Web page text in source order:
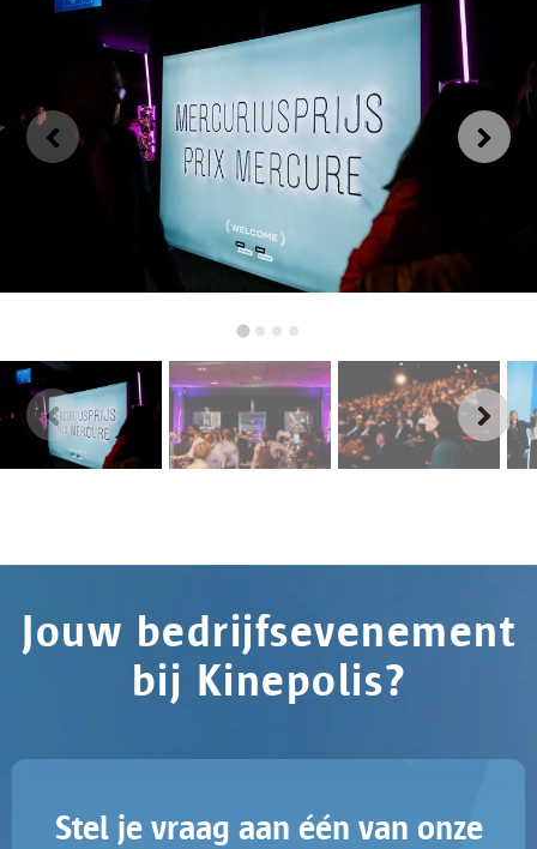
Jouw bedrijfsevenement
bij Kinepolis?
Stel je vraag aan één van onze